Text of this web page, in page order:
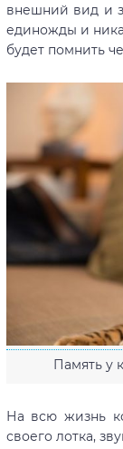
внешний вид и
единожды и
будет помнить
Память у
На всю жизнь
своего лотка,